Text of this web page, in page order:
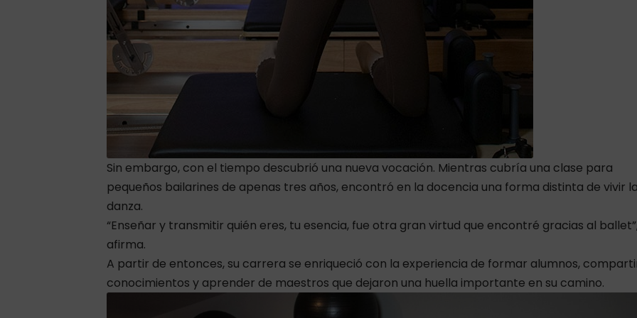
Sin embargo, con el tiempo descubrió una nueva vocación. Mientras cubría una clase para
pequeños bailarines de apenas tres años, encontró en la docencia una forma distinta de vivir la
danza.
“Enseñar y transmitir quién eres, tu esencia, fue otra gran virtud que encontré gracias al ballet”,
afirma.
A partir de entonces, su carrera se enriqueció con la experiencia de formar alumnos,
conocimientos y aprender de maestros que dejaron una huella importante en su camino.